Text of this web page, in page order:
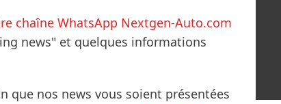
chaîne WhatsApp Nextgen-Auto.com
news" et quelques informations
que nos news vous soient présentées